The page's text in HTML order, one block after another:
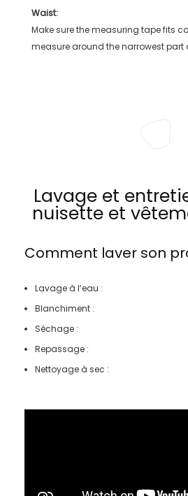
Waist:
Make sure the measuring tape fits
measure around the narrowest part
Lavage et
nuisette et
Comment laver son
Lavage à l’eau :
Blanchiment :
Séchage :
Repassage :
Nettoyage à sec :